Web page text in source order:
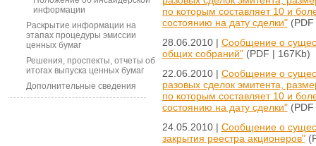
информации
Раскрытие информации на
этапах процедуры эмиссии
ценных бумаг
Решения, проспекты, отчеты об
итогах выпуска ценных бумаг
Дополнительные сведения
по которым составляет 10 и
состоянию на дату сделки"(PDF
28.06.2010 | Сообщение о
общих собраний"(PDF | 167Kb)
22.06.2010 | Сообщение о
разовых сделок эмитента,
по которым составляет 10 и
состоянию на дату сделки"(PDF
24.05.2010 | Сообщение о
закрытия реестра акционеров"